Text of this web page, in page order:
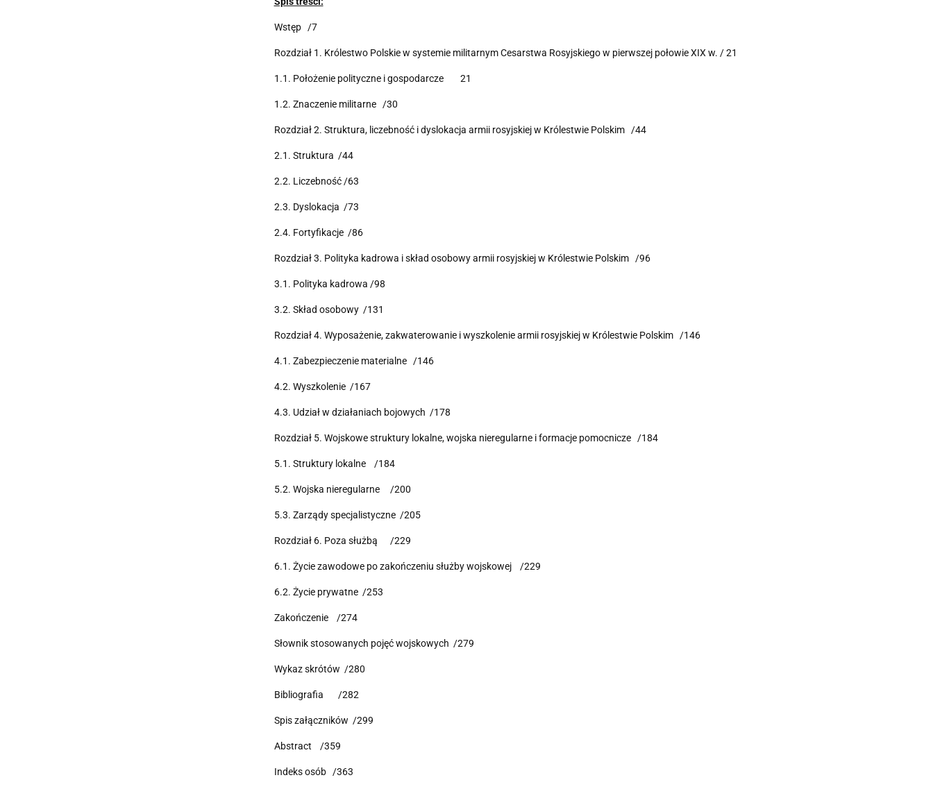
Wstęp /7
Rozdział 1. Królestwo Polskie w systemie militarnym Cesarstwa Rosyjskiego w pierwszej połowie XIX w. / 21
1.1. Położenie polityczne i gospodarcze 21
1.2. Znaczenie militarne /30
Rozdział 2. Struktura, liczebność i dyslokacja armii rosyjskiej w Królestwie Polskim /44
2.1. Struktura /44
2.2. Liczebność /63
2.3. Dyslokacja /73
2.4. Fortyfikacje /86
Rozdział 3. Polityka kadrowa i skład osobowy armii rosyjskiej w Królestwie Polskim /96
3.1. Polityka kadrowa /98
3.2. Skład osobowy /131
Rozdział 4. Wyposażenie, zakwaterowanie i wyszkolenie armii rosyjskiej w Królestwie Polskim /146
4.1. Zabezpieczenie materialne /146
4.2. Wyszkolenie /167
4.3. Udział w działaniach bojowych /178
Rozdział 5. Wojskowe struktury lokalne, wojska nieregularne i formacje pomocnicze /184
5.1. Struktury lokalne /184
5.2. Wojska nieregularne /200
5.3. Zarządy specjalistyczne /205
Rozdział 6. Poza służbą /229
6.1. Życie zawodowe po zakończeniu służby wojskowej /229
6.2. Życie prywatne /253
Zakończenie /274
Słownik stosowanych pojęć wojskowych /279
Wykaz skrótów /280
Bibliografia /282
Spis załączników /299
Abstract /359
Indeks osób /363